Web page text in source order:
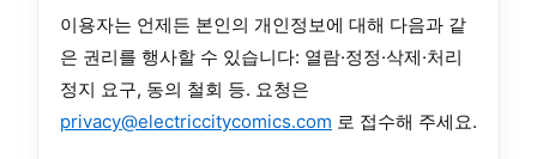
이용자는 언제든 본인의 개인정보에 대해 다음과 같
은 권리를 행사할 수 있습니다: 열람·정정·삭제·처리
정지 요구, 동의 철회 등. 요청은
privacy@electriccitycomics.com 로 접수해 주세요.